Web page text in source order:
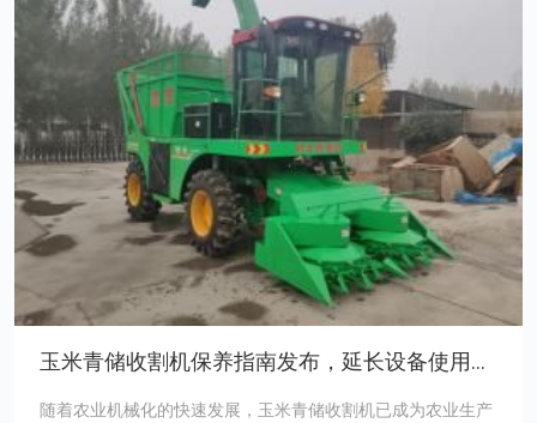
玉米青储收割机保养指南发布，延长设备使用寿命
随着农业机械化的快速发展，玉米青储收割机已成为农业生产